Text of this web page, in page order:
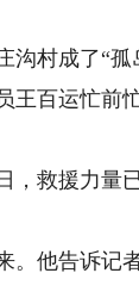
村成了“孤
王百运忙前
救援力量
他告诉记